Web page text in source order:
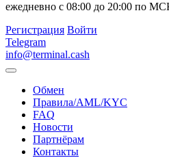
ежедневно с 08:00 до 20:00 по
Регистрация Войти
Telegram
info@terminal.cash
Обмен
Правила/AML/KYC
FAQ
Новости
Партнёрам
Контакты